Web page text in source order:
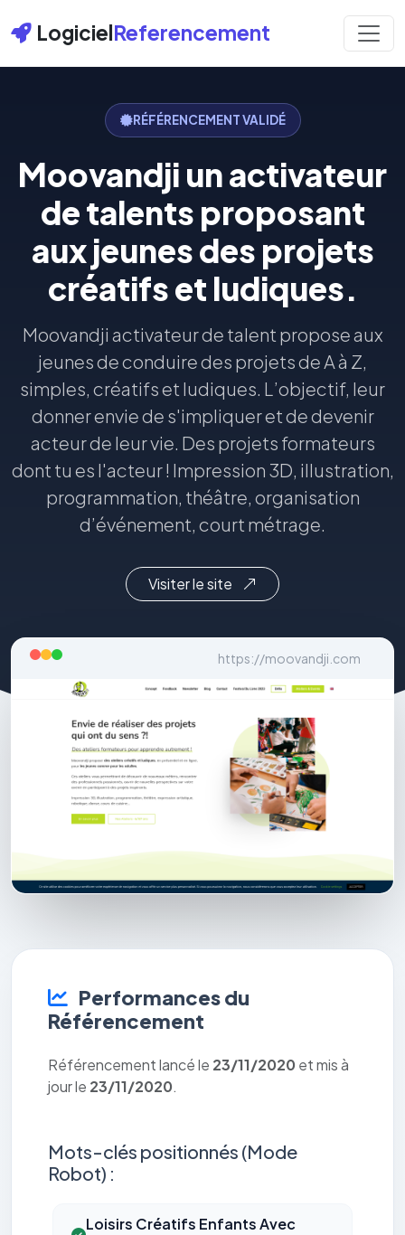
LogicielReferencement
RÉFÉRENCEMENT VALIDÉ
Moovandji un activateur
de talents proposant
aux jeunes des projets
créatifs et ludiques.
Moovandji activateur de talent propose aux
jeunes de conduire des projets de A à Z,
simples, créatifs et ludiques. L’objectif, leur
donner envie de s'impliquer et de devenir
acteur de leur vie. Des projets formateurs
dont tu es l'acteur ! Impression 3D, illustration,
programmation, théâtre, organisation
d’événement, court métrage.
Visiter le site
https://moovandji.com
Performances du
Référencement
Référencement lancé le 23/11/2020 et mis à
jour le 23/11/2020.
Mots-clés positionnés (Mode
Robot) :
Loisirs Créatifs Enfants Avec